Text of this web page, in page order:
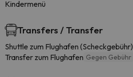
Kindermenü
Transfers / Transfer
Shuttle zum Flughafen (Scheckgebühr)
Transfer zum Flughafen Gegen Gebühr